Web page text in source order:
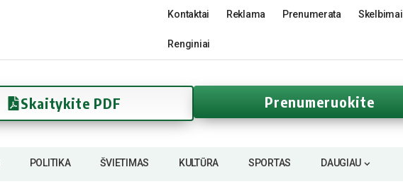
Kontaktai Reklama Prenumerata Skelbimai
Renginiai
Skaitykite PDF Prenumeruokite
POLITIKA ŠVIETIMAS KULTŪRA SPORTAS DAUGIAU